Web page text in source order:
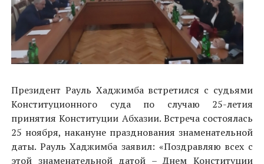
Президент Рауль Хаджимба встретился с судьями
Конституционного суда по случаю 25-летия
принятия Конституции Абхазии. Встреча состоялась
25 ноября, накануне празднования знаменательной
даты. Рауль Хаджимба заявил: «Поздравляю всех с
этой знаменательной датой – Днем Конституции